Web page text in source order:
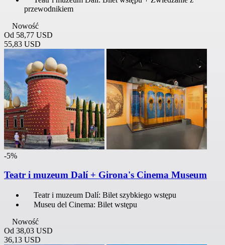
przewodnikiem
Nowość
Od 58,77 USD
55,83 USD
-5%
Teatr i muzeum Dalí + Girona's Cinema Museum
Teatr i muzeum Dalí: Bilet szybkiego wstępu
Museu del Cinema: Bilet wstępu
Nowość
Od 38,03 USD
36,13 USD